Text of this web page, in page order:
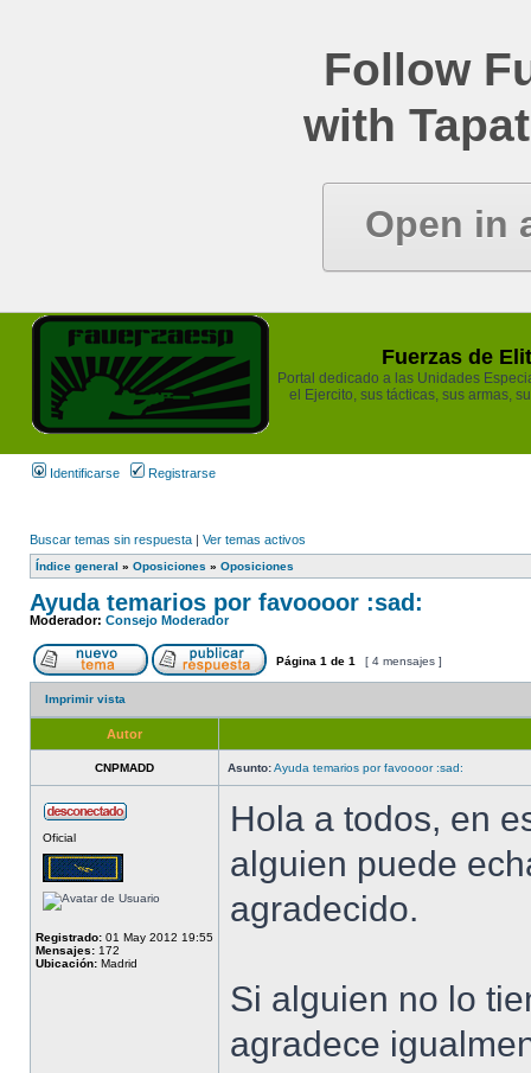
Follow
with
Open in
Fuerzas de
Portal dedicado a las Unidades
el Ejercito, sus tácticas, sus armas,
Identificarse Registrarse
Buscar temas sin respuesta | Ver temas activos
Índice general » Oposiciones » Oposiciones
Ayuda temarios por favoooor :sad:
Moderador: Consejo Moderador
Página 1 de 1 [ 4 mensajes ]
Imprimir vista
Autor
CNPMADD Asunto:Ayuda temarios por favoooor :sad:
Oficial
Registrado: 01 May 2012 19:55
Mensajes: 172
Ubicación: Madrid
Hola a todos, en
alguien puede
agradecido.
Si alguien no lo
agradece